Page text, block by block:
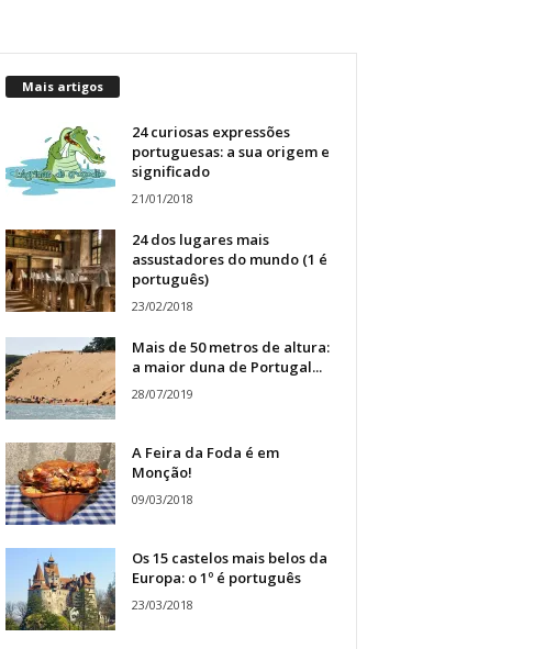
Mais artigos
24 curiosas expressões
portuguesas: a sua origem e
significado
21/01/2018
24 dos lugares mais
assustadores do mundo (1 é
português)
23/02/2018
Mais de 50 metros de altura:
a maior duna de Portugal...
28/07/2019
A Feira da Foda é em
Monção!
09/03/2018
Os 15 castelos mais belos da
Europa: o 1º é português
23/03/2018